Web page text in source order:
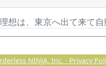
想は、東京へ出て来て
NINJA, Inc. · Privacy